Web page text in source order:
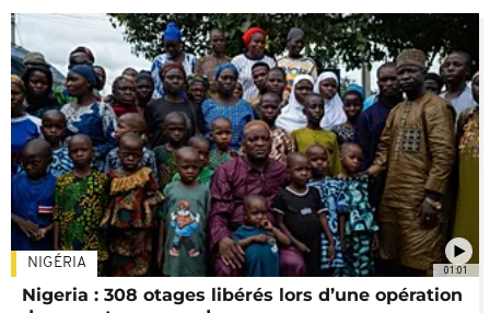
01:01
NIGÉRIA
Nigeria : 308 otages libérés lors d’une opération